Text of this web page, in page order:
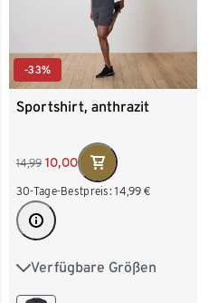
-33%
Sportshirt, anthrazit
14,99 10,00
30-Tage-Bestpreis: 14,99 €
Verfügbare Größen
S 44/46 M 48/50